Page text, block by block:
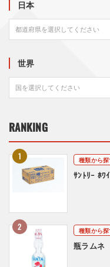
日本
世界
RANKING
種類から
ｻﾝﾄﾘｰ ﾎﾜ
種類から
瓶ラムネ